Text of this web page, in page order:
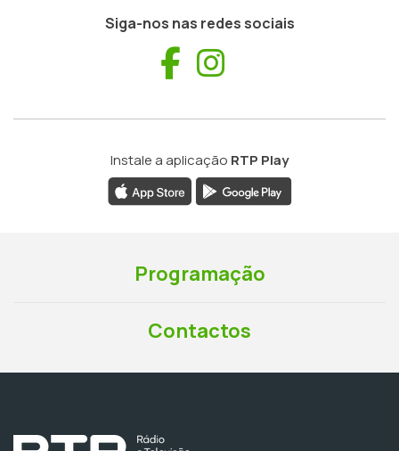
Siga-nos nas redes sociais
Facebook
Instale a aplicação RTP Play
Programação
Contactos